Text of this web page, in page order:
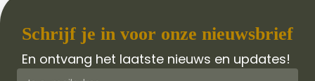
Schrijf je in voor onze nieuwsbrief
En ontvang het laatste nieuws en updates!